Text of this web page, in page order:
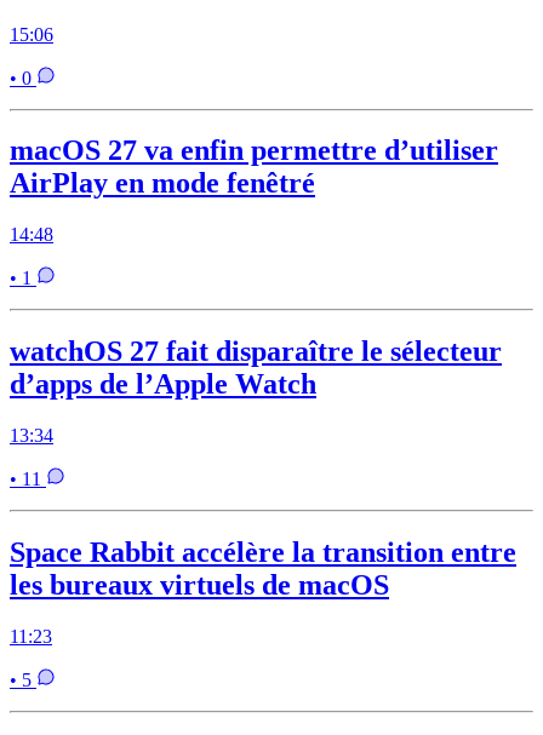
15:06
• 0
macOS 27 va enfin permettre d’utiliser
AirPlay en mode fenêtré
14:48
• 1
watchOS 27 fait disparaître le sélecteur
d’apps de l’Apple Watch
13:34
• 11
Space Rabbit accélère la transition entre
les bureaux virtuels de macOS
11:23
• 5